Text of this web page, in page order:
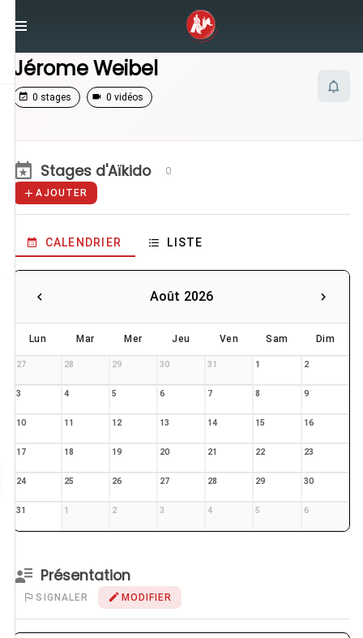
Jérome Weibel
Jérome Weibel
0 stages 0 vidéos
Stages d'Aïkido 0
AJOUTER
CALENDRIER LISTE
Août 2026
Lun Mar Mer Jeu Ven Sam Dim
27 28 29 30 31 1 2
3 4 5 6 7 8 9
10 11 12 13 14 15 16
17 18 19 20 21 22 23
24 25 26 27 28 29 30
31 1 2 3 4 5 6
Présentation
SIGNALER MODIFIER